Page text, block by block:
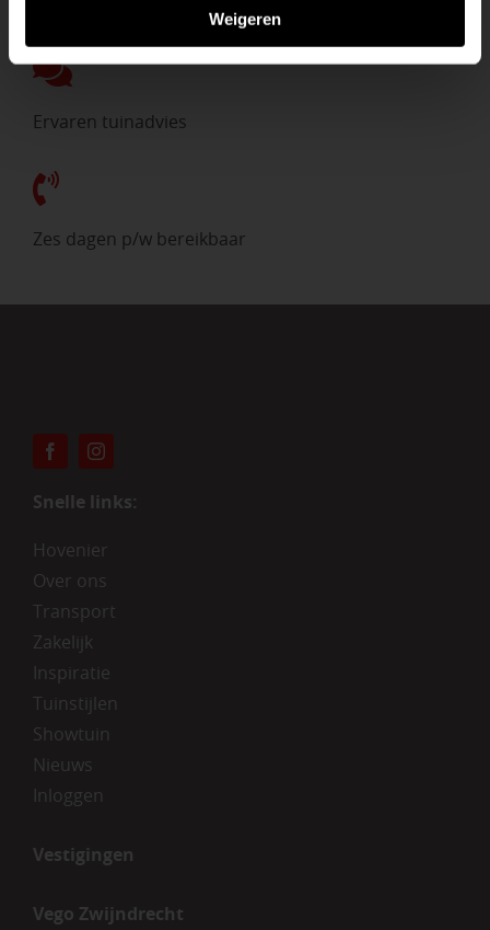
Weigeren
Ervaren tuinadvies
Zes dagen p/w bereikbaar
Snelle links:
Hovenier
Over ons
Transport
Zakelijk
Inspiratie
Tuinstijlen
Showtuin
Nieuws
Inloggen
Vestigingen
Vego Zwijndrecht